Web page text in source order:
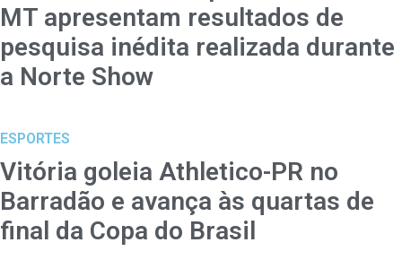
MT apresentam resultados de
pesquisa inédita realizada durante
a Norte Show
ESPORTES
Vitória goleia Athletico-PR no
Barradão e avança às quartas de
final da Copa do Brasil